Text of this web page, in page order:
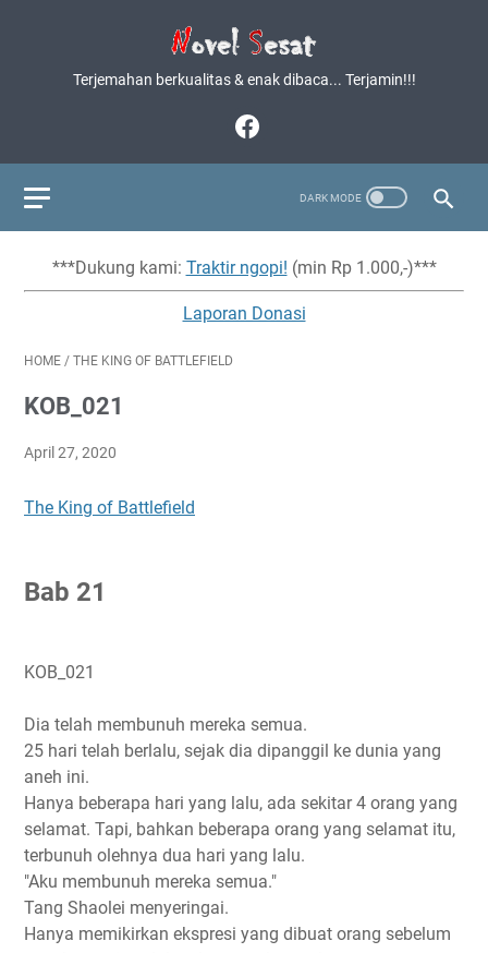
Terjemahan berkualitas & enak dibaca... Terjamin!!!
***Dukung kami: Traktir ngopi! (min Rp 1.000,-)***
Laporan Donasi
HOME / THE KING OF BATTLEFIELD
KOB_021
April 27, 2020
The King of Battlefield
Bab 21
KOB_021
Dia telah membunuh mereka semua.
25 hari telah berlalu, sejak dia dipanggil ke dunia yang
aneh ini.
Hanya beberapa hari yang lalu, ada sekitar 4 orang yang
selamat. Tapi, bahkan beberapa orang yang selamat itu,
terbunuh olehnya dua hari yang lalu.
"Aku membunuh mereka semua."
Tang Shaolei menyeringai.
Hanya memikirkan ekspresi yang dibuat orang sebelum